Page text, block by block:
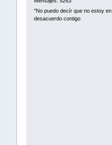
"No puedo decír que no estoy en
desacuerdo contigo